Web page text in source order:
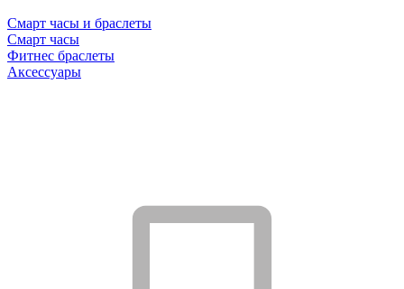
Смарт часы и браслеты
Смарт часы
Фитнес браслеты
Аксессуары